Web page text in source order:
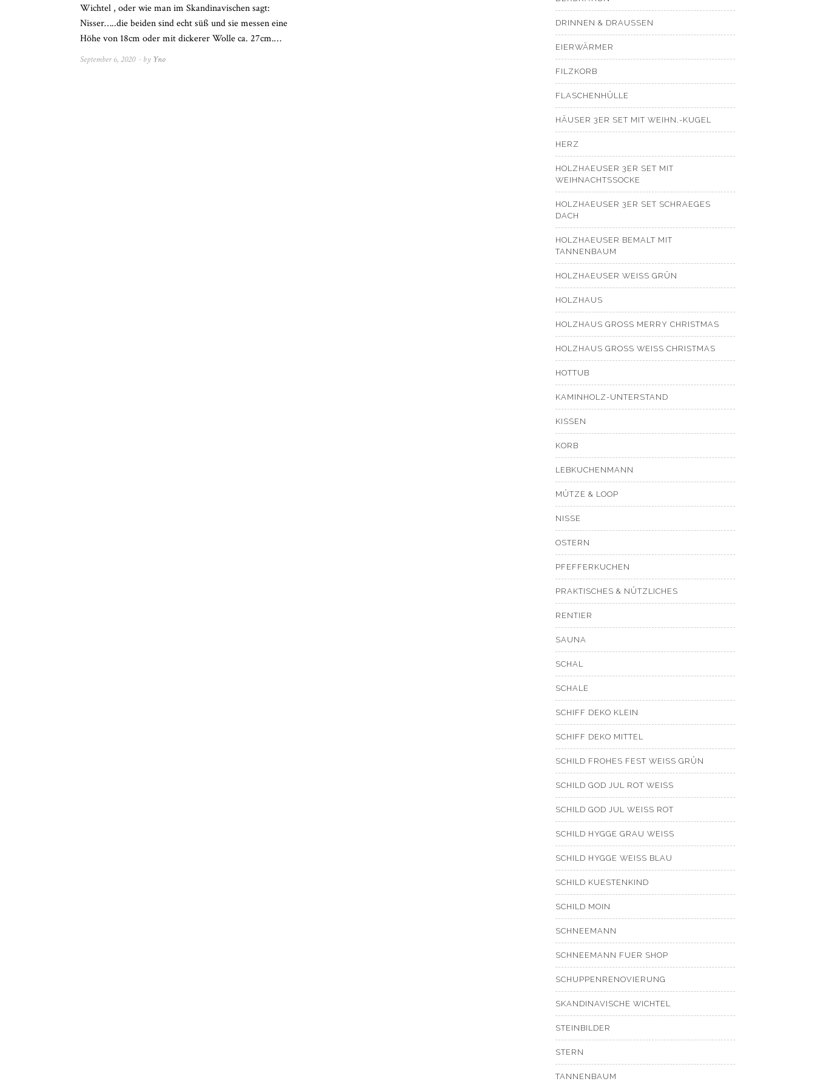
Wichtel , oder wie man im Skandinavischen sagt:
Nisser…..die beiden sind echt süß und sie messen eine
Höhe von 18cm oder mit dickerer Wolle ca. 27cm.…
September 6, 2020April
by Yno
DRINNEN & DRAUSSEN
EIERWÄRMER
FILZKORB
FLASCHENHÜLLE
HÄUSER 3ER SET MIT WEIHN.-KUGEL
HERZ
HOLZHAEUSER 3ER SET MIT
WEIHNACHTSSOCKE
HOLZHAEUSER 3ER SET SCHRAEGES
DACH
HOLZHAEUSER BEMALT MIT
TANNENBAUM
HOLZHAEUSER WEISS GRÜN
HOLZHAUS
HOLZHAUS GROSS MERRY CHRISTMAS
HOLZHAUS GROSS WEISS CHRISTMAS
HOTTUB
KAMINHOLZ-UNTERSTAND
KISSEN
KORB
LEBKUCHENMANN
MÜTZE & LOOP
NISSE
OSTERN
PFEFFERKUCHEN
PRAKTISCHES & NÜTZLICHES
RENTIER
SAUNA
SCHAL
SCHALE
SCHIFF DEKO KLEIN
SCHIFF DEKO MITTEL
SCHILD FROHES FEST WEISS GRÜN
SCHILD GOD JUL ROT WEISS
SCHILD GOD JUL WEISS ROT
SCHILD HYGGE GRAU WEISS
SCHILD HYGGE WEISS BLAU
SCHILD KUESTENKIND
SCHILD MOIN
SCHNEEMANN
SCHNEEMANN FUER SHOP
SCHUPPENRENOVIERUNG
SKANDINAVISCHE WICHTEL
STEINBILDER
STERN
TANNENBAUM